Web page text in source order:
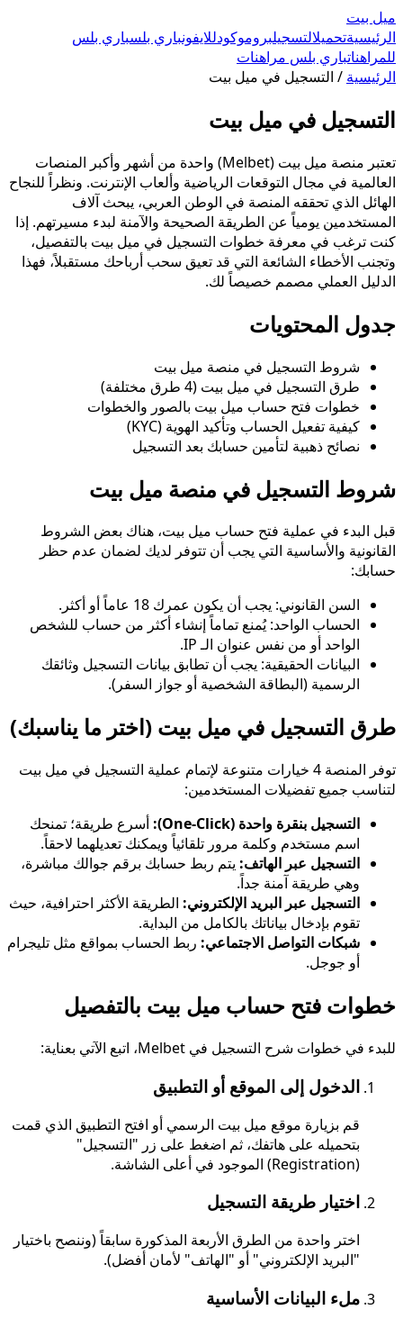
ميل بيت
الرئيسيةتحميلالتسجيلبروموكودللايفونباري بلسباري بلس
للمراهناتباري بلس مراهنات
الرئيسية / التسجيل في ميل بيت
التسجيل في ميل بيت
تعتبر منصة ميل بيت (Melbet) واحدة من أشهر وأكبر المنصات
العالمية في مجال التوقعات الرياضية وألعاب الإنترنت. ونظراً للنجاح
الهائل الذي تحققه المنصة في الوطن العربي، يبحث آلاف
المستخدمين يومياً عن الطريقة الصحيحة والآمنة لبدء مسيرتهم. إذا
كنت ترغب في معرفة خطوات التسجيل في ميل بيت بالتفصيل،
وتجنب الأخطاء الشائعة التي قد تعيق سحب أرباحك مستقبلاً، فهذا
الدليل العملي مصمم خصيصاً لك.
جدول المحتويات
شروط التسجيل في منصة ميل بيت
طرق التسجيل في ميل بيت (4 طرق مختلفة)
خطوات فتح حساب ميل بيت بالصور والخطوات
كيفية تفعيل الحساب وتأكيد الهوية (KYC)
نصائح ذهبية لتأمين حسابك بعد التسجيل
شروط التسجيل في منصة ميل بيت
قبل البدء في عملية فتح حساب ميل بيت، هناك بعض الشروط
القانونية والأساسية التي يجب أن تتوفر لديك لضمان عدم حظر
حسابك:
السن القانوني: يجب أن يكون عمرك 18 عاماً أو أكثر.
الحساب الواحد: يُمنع تماماً إنشاء أكثر من حساب للشخص
الواحد أو من نفس عنوان الـ IP.
البيانات الحقيقية: يجب أن تطابق بيانات التسجيل وثائقك
الرسمية (البطاقة الشخصية أو جواز السفر).
طرق التسجيل في ميل بيت (اختر ما يناسبك)
توفر المنصة 4 خيارات متنوعة لإتمام عملية التسجيل في ميل بيت
لتناسب جميع تفضيلات المستخدمين:
التسجيل بنقرة واحدة (One-Click):
أسرع طريقة؛ تمنحك
اسم مستخدم وكلمة مرور تلقائياً ويمكنك تعديلهما لاحقاً.
التسجيل عبر الهاتف: يتم ربط حسابك برقم جوالك مباشرة،
وهي طريقة آمنة جداً.
التسجيل عبر البريد الإلكتروني: الطريقة الأكثر احترافية، حيث
تقوم بإدخال بياناتك بالكامل من البداية.
شبكات التواصل الاجتماعي: ربط الحساب بمواقع مثل تليجرام
أو جوجل.
خطوات فتح حساب ميل بيت بالتفصيل
للبدء في خطوات شرح التسجيل في Melbet، اتبع الآتي بعناية:
الدخول إلى الموقع أو التطبيق
قم بزيارة موقع ميل بيت الرسمي أو افتح التطبيق الذي قمت
بتحميله على هاتفك، ثم اضغط على زر "التسجيل"
(Registration) الموجود في أعلى الشاشة.
اختيار طريقة التسجيل
اختر واحدة من الطرق الأربعة المذكورة سابقاً (وننصح باختيار
"البريد الإلكتروني" أو "الهاتف" لأمان أفضل).
ملء البيانات الأساسية